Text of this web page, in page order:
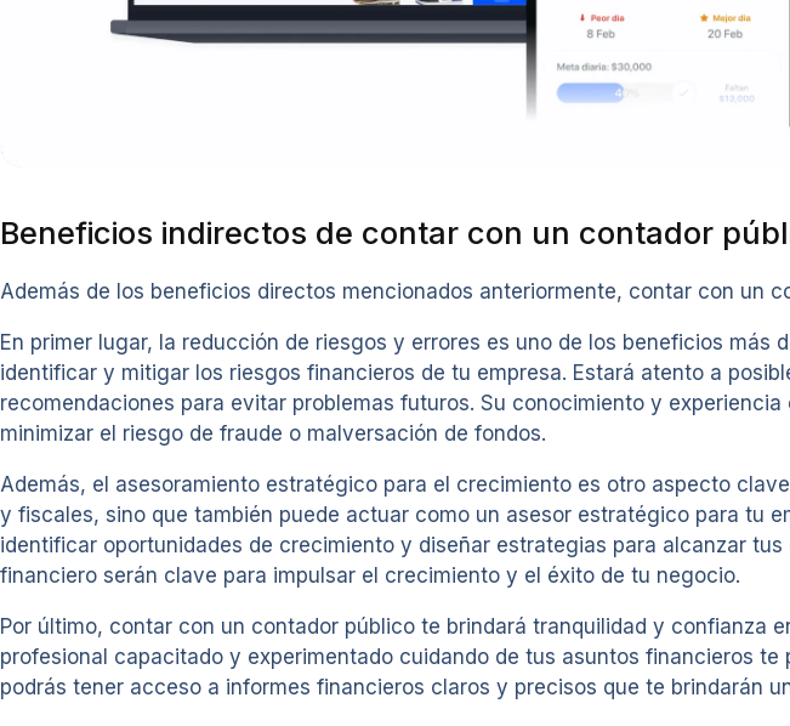
Beneficios indirectos de contar con un contador
Además de los beneficios directos mencionados anteriormente, contar con un
En primer lugar, la reducción de riesgos y errores es uno de los beneficios
identificar y mitigar los riesgos financieros de tu empresa. Estará atento a
recomendaciones para evitar problemas futuros. Su conocimiento y
minimizar el riesgo de fraude o malversación de fondos.
Además, el asesoramiento estratégico para el crecimiento es otro aspecto
y fiscales, sino que también puede actuar como un asesor estratégico para tu
identificar oportunidades de crecimiento y diseñar estrategias para alcanzar
financiero serán clave para impulsar el crecimiento y el éxito de tu negocio.
Por último, contar con un contador público te brindará tranquilidad y confianza
profesional capacitado y experimentado cuidando de tus asuntos financieros
podrás tener acceso a informes financieros claros y precisos que te brindarán